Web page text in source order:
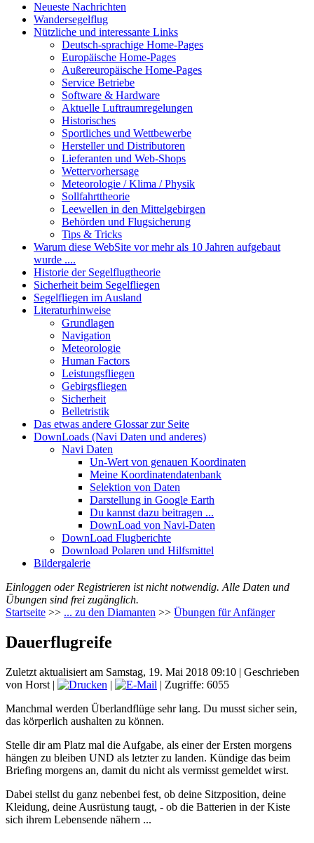
Neueste Nachrichten
Wandersegelflug
Nützliche und interessante Links
Deutsch-sprachige Home-Pages
Europäische Home-Pages
Außereuropäische Home-Pages
Service Betriebe
Software & Hardware
Aktuelle Luftraumregelungen
Historisches
Sportliches und Wettbewerbe
Hersteller und Distributoren
Lieferanten und Web-Shops
Wettervorhersage
Meteorologie / Klima / Physik
Sollfahrttheorie
Leewellen in den Mittelgebirgen
Behörden und Flugsicherung
Tips & Tricks
Warum diese WebSite vor mehr als 10 Jahren aufgebaut
wurde ....
Historie der Segelflugtheorie
Sicherheit beim Segelfliegen
Segelfliegen im Ausland
Literaturhinweise
Grundlagen
Navigation
Meteorologie
Human Factors
Leistungsfliegen
Gebirgsfliegen
Sicherheit
Belletristik
Das etwas andere Glossar zur Seite
DownLoads (Navi Daten und anderes)
Navi Daten
Un-Wert von genauen Koordinaten
Meine Koordinatendatenbank
Selektion von Daten
Darstellung in Google Earth
Du kannst dazu beitragen ...
DownLoad von Navi-Daten
DownLoad Flugberichte
Download Polaren und Hilfsmittel
Bildergalerie
Einloggen oder Registrieren ist nicht notwendig. Alle Daten und
Übungen sind frei zugänglich.
Startseite >> ... zu den Diamanten >> Übungen für Anfänger
Dauerflugreife
Zuletzt aktualisiert am Samstag, 19. Mai 2018 09:10 | Geschrieben
von Horst | |
| Zugriffe: 6055
Manchmal werden Überlandflüge sehr lang. Du musst sicher sein,
das körperlich aushalten zu können.
Stelle dir am Platz mal die Aufgabe, als einer der Ersten morgens
hängen zu bleiben UND als letzter zu landen. Kündige das beim
Briefing morgens an, damit du nicht als vermisst gemeldet wirst.
Dabei stellst du ganz nebenbei fest, ob deine Sitzposition, deine
Kleidung, deine Ausrüstung taugt, - ob die Batterien in der Kiste
sich ihrem Lebensende nähern ...